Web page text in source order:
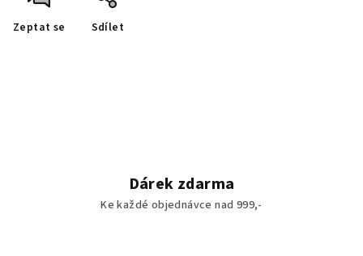
Zeptat se Sdílet
Dárek zdarma
Ke každé objednávce nad 999,-